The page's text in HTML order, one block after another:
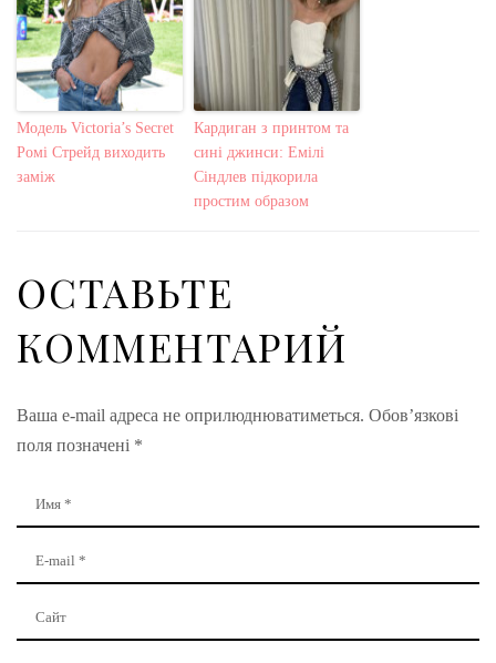
Модель Victoria’s Secret
Ромі Стрейд виходить
заміж
Кардиган з принтом та
сині джинси: Емілі
Сіндлев підкорила
простим образом
ОСТАВЬТЕ
КОММЕНТАРИЙ
Ваша e-mail адреса не оприлюднюватиметься. Обов’язкові
поля позначені *